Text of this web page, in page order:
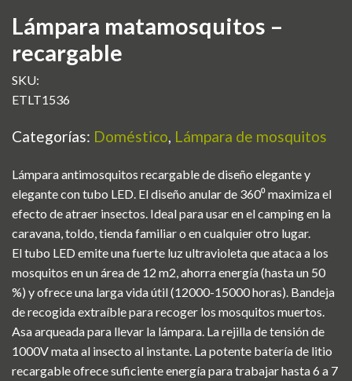
Lámpara matamosquitos –
recargable
SKU:
ETLT1536
Categorías: Doméstico, Lámpara de mosquitos
Lámpara antimosquitos recargable de diseño elegante y
elegante con tubo LED. El diseño anular de 360⁰ maximiza el
efecto de atraer insectos. Ideal para usar en el camping en la
caravana, toldo, tienda familiar o en cualquier otro lugar.
El tubo LED emite una fuerte luz ultravioleta que ataca a los
mosquitos en un área de 12 m2, ahorra energía (hasta un 50
%) y ofrece una larga vida útil (12000-15000 horas). Bandeja
de recogida extraíble para recoger los mosquitos muertos.
Asa arqueada para llevar la lámpara. La rejilla de tensión de
1000V mata al insecto al instante. La potente batería de litio
recargable ofrece suficiente energía para trabajar hasta 6 a 7